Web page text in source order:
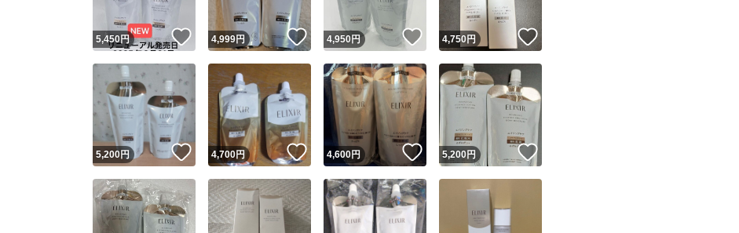
ユーザーの実績について
Yahoo!フリマが定めた一定の基準を満たしたユーザーにバッジを付与しています
安心取引出品者
安心取引出品者 Yahoo!フリマの基準をクリアした安心・安全なユーザーです
取引実績
取引実績◯+ このユーザーはYahoo!フリマの取引を完了させた実績があります
この商品の情報をコピーします
商品画像の 無断転載は禁止されています
コピーは1商品につき1回 です
5,450円 いいね！
4,999円 いいね！
4,950円 いいね！
4,750円
5,200円 いいね！
4,700円 いいね！
4,600円 いいね！
5,200円